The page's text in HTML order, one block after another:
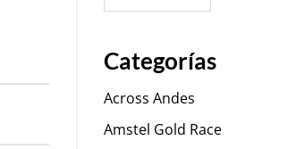
Categorías
Across Andes
Amstel Gold Race